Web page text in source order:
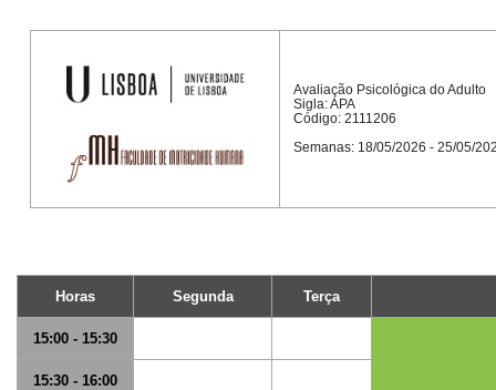
Avaliação Psicológica do Adulto
Sigla: APA
Código: 2111206
Semanas: 18/05/2026 - 25/05/
Horas Segunda Terça
15:00 - 15:30
15:30 - 16:00